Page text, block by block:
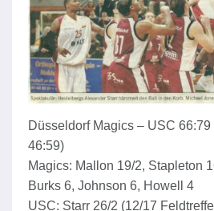
Düsseldorf Magics – USC
46:59)
Magics: Mallon 19/2, Stapleton
Burks 6, Johnson 6, Howell 4
USC: Starr 26/2 (12/17